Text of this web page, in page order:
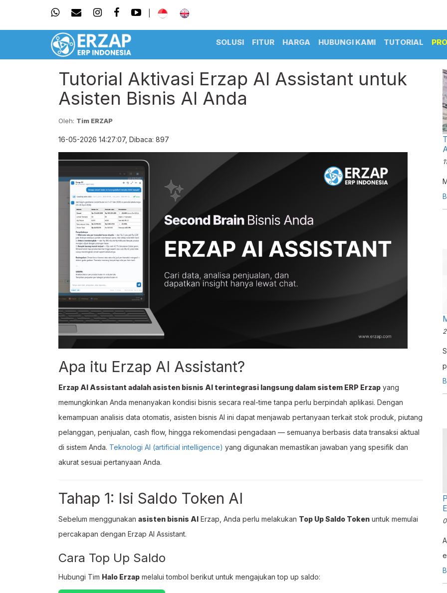
SOLUSI FITUR HARGA HUBUNGI KAMI TUTORIAL
Tutorial Aktivasi Erzap AI Assistant untuk
Asisten Bisnis AI Anda
Oleh: Tim ERZAP
16-05-2026 14:27:07, Dibaca: 897
Apa itu Erzap AI Assistant?
Erzap AI Assistant adalah asisten bisnis AI terintegrasi langsung dalam sistem ERP Erzap yang
memungkinkan Anda menanyakan kondisi bisnis secara real-time tanpa perlu berpindah aplikasi. Dengan
kemampuan analisis data otomatis, asisten bisnis AI ini dapat menjawab pertanyaan terkait stok produk, piutang
pelanggan, penjualan, cash flow, hingga rekomendasi pengadaan — semuanya berbasis data transaksi aktual
di sistem Anda. Teknologi AI (artificial intelligence) yang digunakan memastikan jawaban yang spesifik dan
akurat sesuai pertanyaan Anda.
Tahap 1: Isi Saldo Token AI
Sebelum menggunakan asisten bisnis AI Erzap, Anda perlu melakukan Top Up Saldo Token untuk memulai
percakapan dengan Erzap AI Assistant.
Cara Top Up Saldo
Hubungi Tim Halo Erzap melalui tombol berikut untuk mengajukan top up saldo: